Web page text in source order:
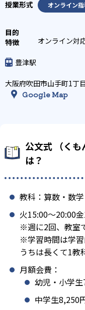
オンライン
オンライン対
豊津駅
大阪府吹田市山手町1丁
Google Map
公文式 （く
は？
教科：算数・数
火15:00〜20:00
※週に2回、教室
※学習時間は学
うちは長くて1教
月額会費：
幼児・小学
中学生8,250